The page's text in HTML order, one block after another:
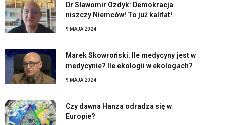
Dr Sławomir Ozdyk: Demokracja
niszczy Niemców! To już kalifat!
9 MAJA 2024
Marek Skowroński: Ile medycyny jest w
medycynie? Ile ekologii w ekologach?
9 MAJA 2024
Czy dawna Hanza odradza się w
Europie?